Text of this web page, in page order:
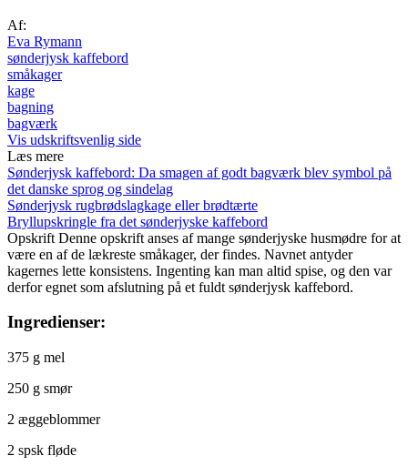
Af:
Eva Rymann
sønderjysk kaffebord
småkager
kage
bagning
bagværk
Vis udskriftsvenlig side
Læs mere
Sønderjysk kaffebord: Da smagen af godt bagværk blev symbol på
det danske sprog og sindelag
Sønderjysk rugbrødslagkage eller brødtærte
Bryllupskringle fra det sønderjyske kaffebord
Opskrift Denne opskrift anses af mange sønderjyske husmødre for at
være en af de lækreste småkager, der findes. Navnet antyder
kagernes lette konsistens. Ingenting kan man altid spise, og den var
derfor egnet som afslutning på et fuldt sønderjysk kaffebord.
Ingredienser:
375 g mel
250 g smør
2 æggeblommer
2 spsk fløde